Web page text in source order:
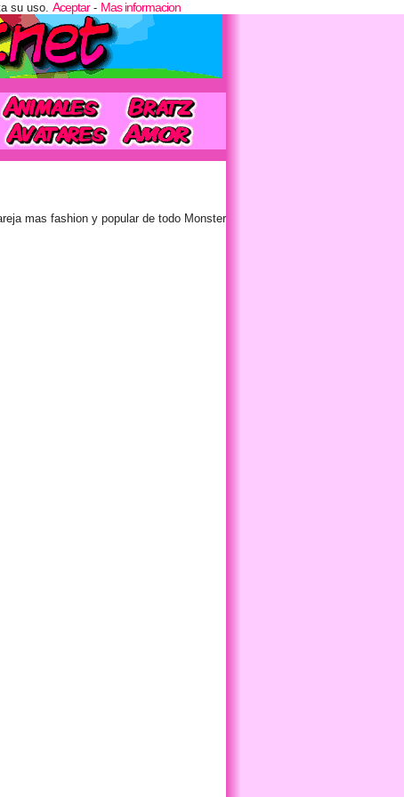
mas fashion y popular de todo Monster
su uso. Aceptar- Mas informacion